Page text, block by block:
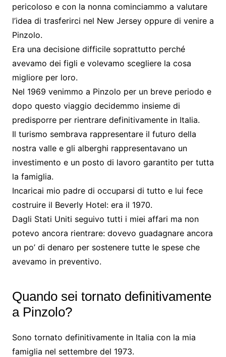
pericoloso e con la nonna cominciammo a valutare
l’idea di trasferirci nel New Jersey oppure di venire a
Pinzolo.
Era una decisione difficile soprattutto perché
avevamo dei figli e volevamo scegliere la cosa
migliore per loro.
Nel 1969 venimmo a Pinzolo per un breve periodo e
dopo questo viaggio decidemmo insieme di
predisporre per rientrare definitivamente in Italia.
Il turismo sembrava rappresentare il futuro della
nostra valle e gli alberghi rappresentavano un
investimento e un posto di lavoro garantito per tutta
la famiglia.
Incaricai mio padre di occuparsi di tutto e lui fece
costruire il Beverly Hotel: era il 1970.
Dagli Stati Uniti seguivo tutti i miei affari ma non
potevo ancora rientrare: dovevo guadagnare ancora
un po’ di denaro per sostenere tutte le spese che
avevamo in preventivo.
Quando sei tornato definitivamente
a Pinzolo?
Sono tornato definitivamente in Italia con la mia
famiglia nel settembre del 1973.